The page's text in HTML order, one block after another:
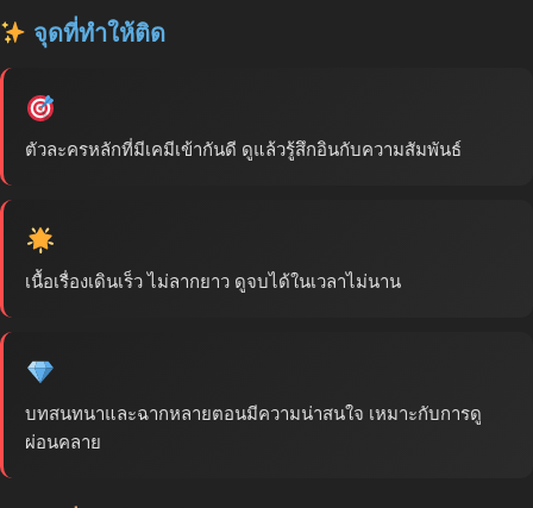
จุดที่ทำให้ติด
ตัวละครหลักที่มีเคมีเข้ากันดี ดูแล้วรู้สึกอินกับความสัมพันธ์
เนื้อเรื่องเดินเร็ว ไม่ลากยาว ดูจบได้ในเวลาไม่นาน
บทสนทนาและฉากหลายตอนมีความน่าสนใจ เหมาะกับการดู
ผ่อนคลาย